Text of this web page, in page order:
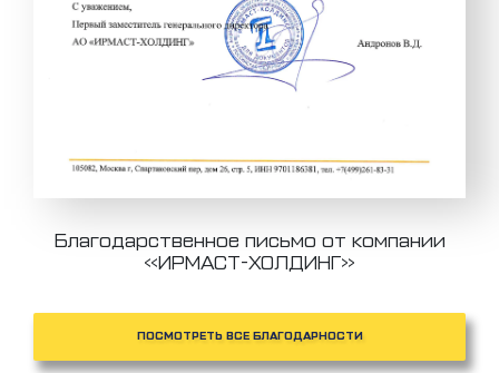
Благодарственное письмо от компании
«ИРМАСТ-ХОЛДИНГ»
ПОСМОТРЕТЬ ВСЕ БЛАГОДАРНОСТИ